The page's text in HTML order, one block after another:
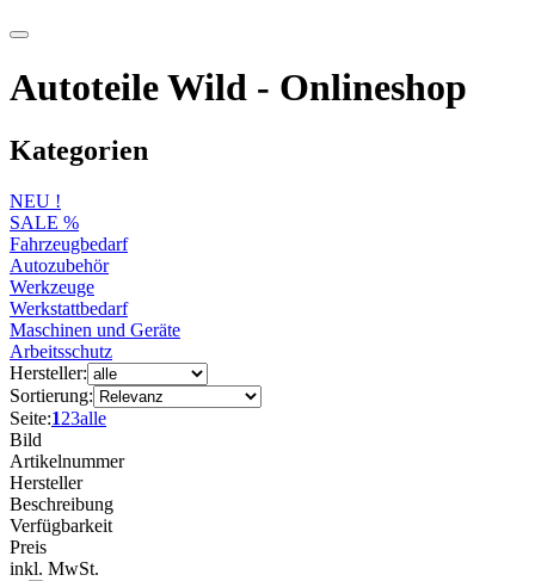
Autoteile Wild - Onlineshop
Kategorien
NEU !
SALE %
Fahrzeugbedarf
Autozubehör
Werkzeuge
Werkstattbedarf
Maschinen und Geräte
Arbeitsschutz
Hersteller:
Sortierung:
Seite:123alle
Bild
Artikelnummer
Hersteller
Beschreibung
Verfügbarkeit
Preis
inkl. MwSt.